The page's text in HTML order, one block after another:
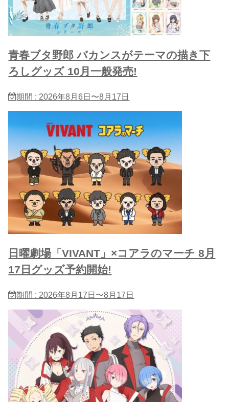
青春ブタ野郎 バカンスがテーマの描き下
ろしグッズ 10月一般発売!
期間 : 2026年8月6日〜8月17日
日曜劇場「VIVANT」×コアラのマーチ 8月
17日グッズ予約開始!
期間 : 2026年8月17日〜8月17日